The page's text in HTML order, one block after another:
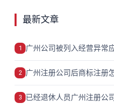
最新文章
1 广州公司被列入经营异常
2 广州注册公司后商标注册
3 已经退休人员广州注册公